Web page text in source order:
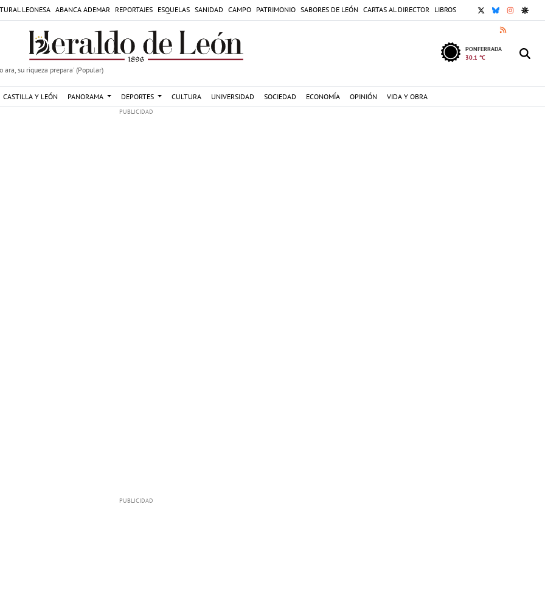
LEONESA ABANCA ADEMAR REPORTAJES ESQUELAS SANIDAD CAMPO PATRIMONIO SABORES DE LEÓN CARTAS AL DIRECTOR LIBROS X BLUESKY
RSS
ara, su riqueza prepara' (Popular)
PONFERRADA
30.1 °C
CASTILLA Y LEÓN PANORAMA DEPORTES CULTURA UNIVERSIDAD SOCIEDAD ECONOMÍA OPINIÓN VIDA Y OBRA